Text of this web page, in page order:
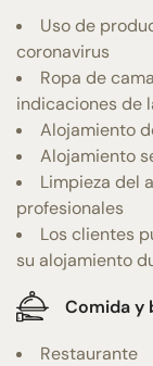
Uso de
coronavirus
Ropa de
indicaciones de
Alojamiento
Alojamiento
Limpieza del
profesionales
Los clientes
su alojamiento
Comida y
Restaurante